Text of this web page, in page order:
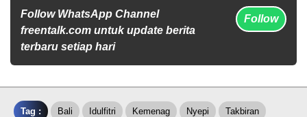
Follow WhatsApp Channel
freentalk.com untuk update berita
terbaru setiap hari
Follow
Tag : Bali Idulfitri Kemenag Nyepi Takbiran